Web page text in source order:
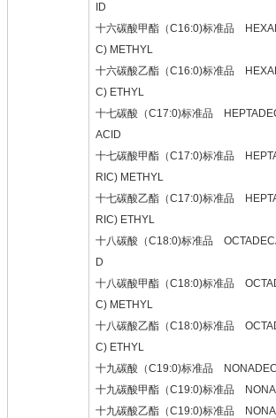
ID
十六碳酸甲酯（C16:0)标准品
C) METHYL
十六碳酸乙酯（C16:0)标准品
C) ETHYL
十七碳酸（C17:0)标准品
ACID
十七碳酸甲酯（C17:0)标准品
RIC) METHYL
十七碳酸乙酯（C17:0)标准品
RIC) ETHYL
十八碳酸（C18:0)标准品
D
十八碳酸甲酯（C18:0)标准品
C) METHYL
十八碳酸乙酯（C18:0)标准品
C) ETHYL
十九碳酸（C19:0)标准品
十九碳酸甲酯（C19:0)标准品
十九碳酸乙酯（C19:0)标准品